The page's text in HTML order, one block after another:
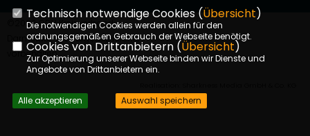
©2026 CDU Kreisverband
Darmstadt-Dieburg | Alle Rechte
vorbehalten.
Technisch notwendige Cookies (Übersicht)
Die notwendigen Cookies werden allein für den
ordnungsgemäßen Gebrauch der Webseite benötigt.
Cookies von Drittanbietern (Übersicht)
Zur Optimierung unserer Webseite binden wir Dienste und
Angebote von Drittanbietern ein.
Alle akzeptieren Auswahl speichern